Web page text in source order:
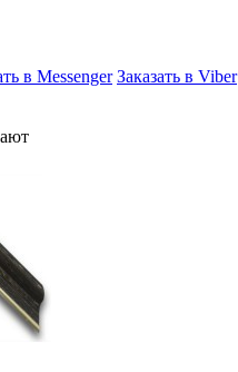
в Messenger Заказать в Viber